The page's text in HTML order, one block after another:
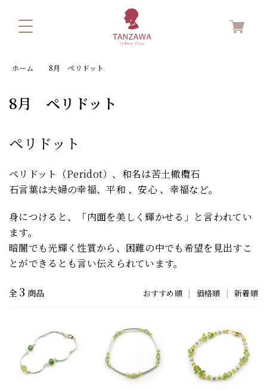
ホーム 8月 ペリドット
8月 ペリドット
ペリドット
ペリドット（Peridot）、和名は苦土橄欖石
石言葉は夫婦の幸福、平和 、安心 、幸福など。
身につけると、「内面を美しく輝かせる」と言われてい
ます。
暗闇でも光輝く性質から、困難の中でも希望を見出すこ
とができるとも言い伝えられています。
全 3 商品 おすすめ順 | 価格順 | 新着順